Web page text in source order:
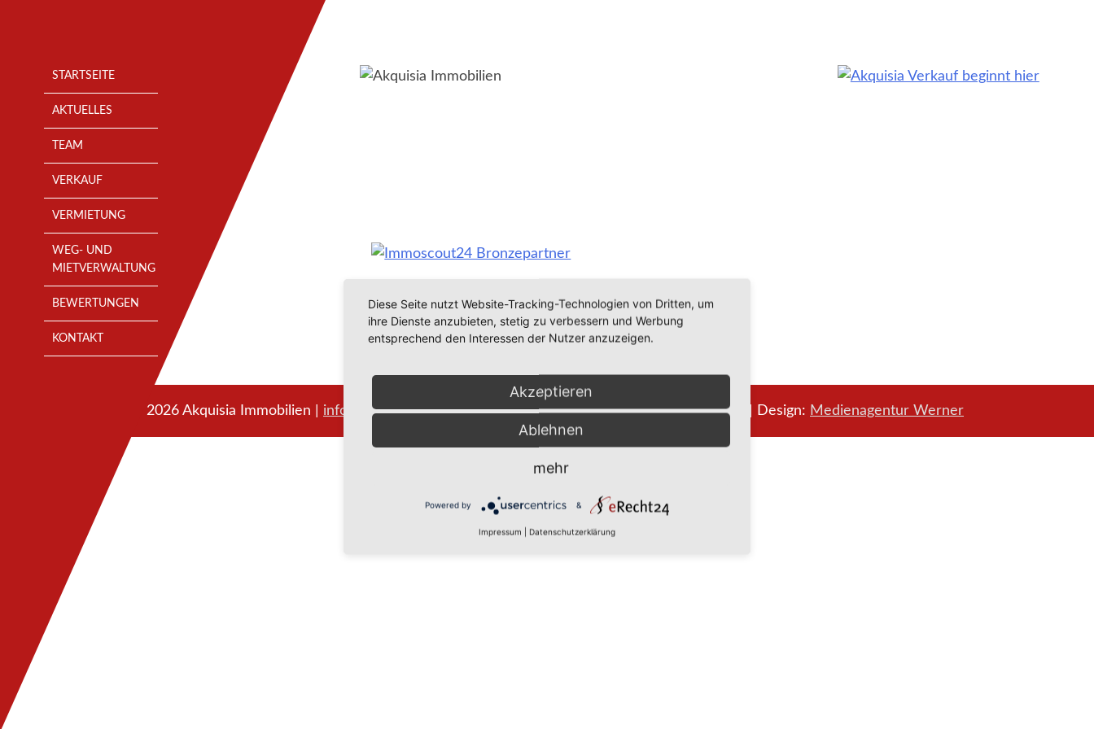
STARTSEITE
AKTUELLES
TEAM
VERKAUF
VERMIETUNG
WEG- UND
MIETVERWALTUNG
BEWERTUNGEN
KONTAKT
2026 Akquisia Immobilien | info@akquisia-immobilien.de|Impressum|Datenschutzerklärung | Design: Medienagentur Werner
Diese Seite nutzt Website-Tracking-Technologien von Dritten, um
ihre Dienste anzubieten, stetig zu verbessern und Werbung
entsprechend den Interessen der Nutzer anzuzeigen.
Akzeptieren
Ablehnen
mehr
Powered by &
Impressum Datenschutzerklärung